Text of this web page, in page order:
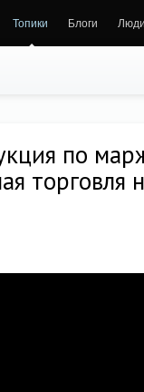
Топики Блоги
по
торговля